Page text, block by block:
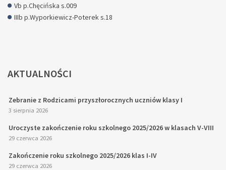
Vb p.Chęcińska s.009
IIIb p.Wyporkiewicz-Poterek s.18
AKTUALNOŚCI
Zebranie z Rodzicami przyszłorocznych uczniów klasy I
3 sierpnia 2026
Uroczyste zakończenie roku szkolnego 2025/2026 w klasach V-VIII
29 czerwca 2026
Zakończenie roku szkolnego 2025/2026 klas I-IV
29 czerwca 2026